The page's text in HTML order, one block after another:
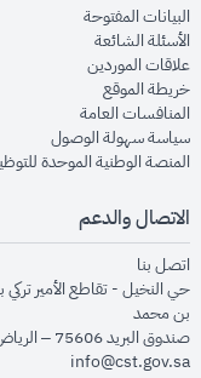
البيانات المفتوحةwindow
الأسئلة الشائعةnew window
علاقات الموردينwindow
خريطة الموقعnew window
المنافسات العامةwindow
سياسة سهولة الوصول
المنصة الوطنية الموحدة
الاتصال والدعم
اتصل بنا
حي النخيل - تقاطع الأمير تركي
بن محمد
صندوق البريد 75606 – الرياض 11588
info@cst.gov.sa